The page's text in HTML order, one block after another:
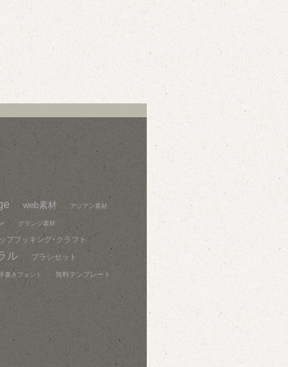
web素材 アジアン素材
グランジ素材
プブッキング･クラフト
ル ブラシセット
書きフォント 無料テンプレート